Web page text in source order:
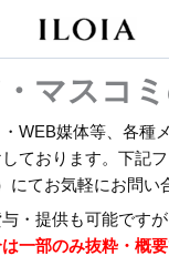
マスコ
WEB媒体等、各種
ております。下記
にてお気軽にお問い
・提供も可能ですが
一部のみ抜粋・概